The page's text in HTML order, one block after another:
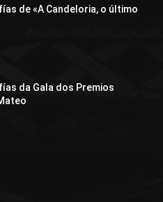
de «A Candeloria, o último
da Gala dos Premios